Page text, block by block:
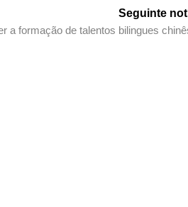
Seguinte
a formação de talentos bilingues